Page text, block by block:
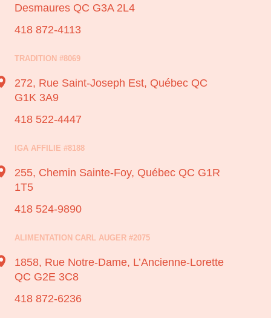
Desmaures QC G3A 2L4
418 872-4113
TRADITION #8069
272, Rue Saint-Joseph Est, Québec QC
G1K 3A9
418 522-4447
IGA AFFILIE #8188
255, Chemin Sainte-Foy, Québec QC G1R
1T5
418 524-9890
ALIMENTATION CARL AUGER #2075
1858, Rue Notre-Dame, L’Ancienne-Lorette
QC G2E 3C8
418 872-6236